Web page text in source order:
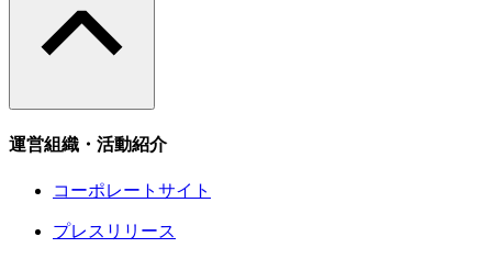
運営組織・活動紹介
コーポレートサイト
プレスリリース